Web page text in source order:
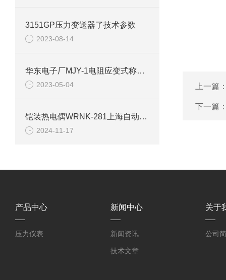
3151GP压力变送器了技术参数
2023-08-14
华东电子厂MJY-1电阻应变式称重传感器选用的规则
2023-05-04
铠装热电偶WRNK-281上海自动化仪表三厂
2024-11-17
上一篇
下一篇
产品中心
压力仪表
新闻中心
新闻资讯
技术文章
关于
公司